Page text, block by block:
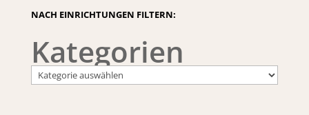
NACH EINRICHTUNGEN FILTERN:
Kategorien